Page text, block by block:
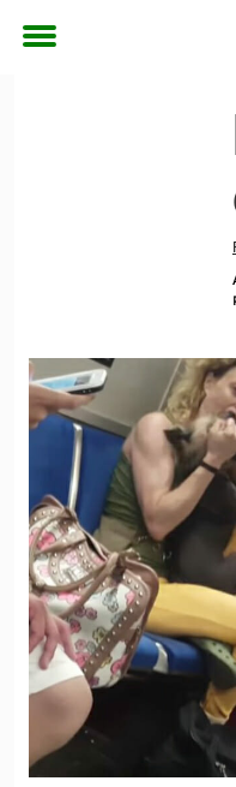
Toggle